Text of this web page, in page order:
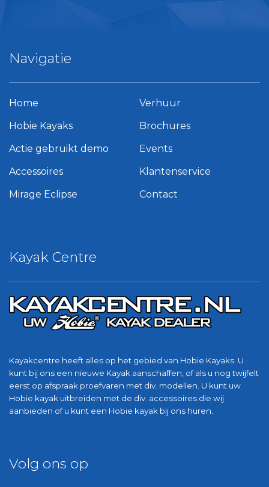
Kayak Centre
Kayakcentre heeft alles op het gebied van Hobie Kayaks. U
kunt bij ons een nieuwe Kayak aanschaffen, of als u nog twijfelt
eerst op afspraak proefvaren met div. modellen. U kunt uw
Hobie kayak uitbreiden met de div. accessoires die wij
aanbieden of u kunt een Hobie kayak bij ons huren.
Navigatie
Home
Hobie Kayaks
Actie gebruikt demo
Accessoires
Mirage Eclipse
Verhuur
Brochures
Events
Klantenservice
Contact
Volg ons op